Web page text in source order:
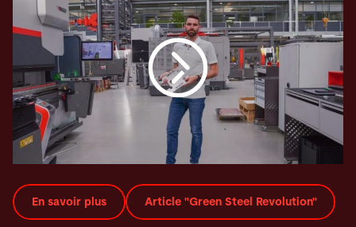
En savoir plus Article "Green Steel Revolution"